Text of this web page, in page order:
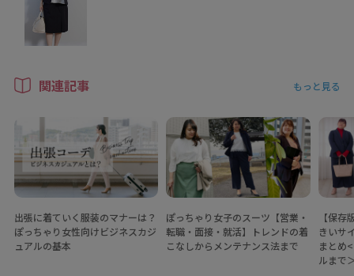
関連記事 もっと見る
出張に着ていく服装のマナーは？
ぽっちゃり女性向けビジネスカジ
ュアルの基本
ぽっちゃり女子のスーツ【営業・
転職・面接・就活】トレンドの着
こなしからメンテナンス法まで
【保
きいサ
まとめ
ルまで